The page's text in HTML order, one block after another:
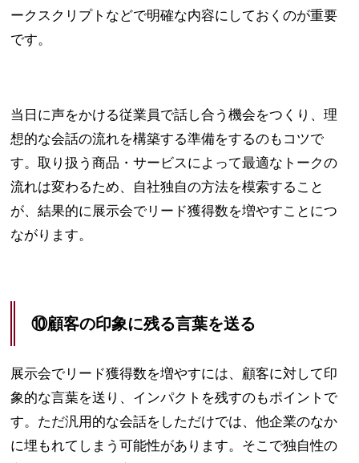
ークスクリプトなどで明確な内容にしておくのが重要
です。
当日に声をかける従業員で話し合う機会をつくり、理
想的な会話の流れを構築する準備をするのもコツで
す。取り扱う商品・サービスによって最適なトークの
流れは変わるため、自社独自の方法を模索すること
が、結果的に展示会でリード獲得数を増やすことにつ
ながります。
⑩顧客の印象に残る言葉を送る
展示会でリード獲得数を増やすには、顧客に対して印
象的な言葉を送り、インパクトを残すのもポイントで
す。ただ汎用的な会話をしただけでは、他企業のなか
に埋もれてしまう可能性があります。そこで独自性の